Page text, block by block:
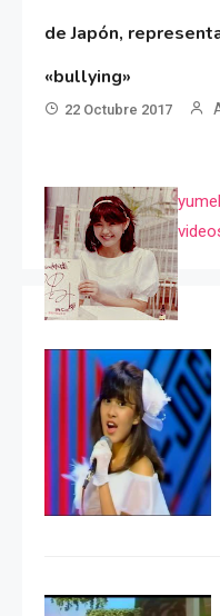
de Japón,
«bullying»
22 Octubre 2017